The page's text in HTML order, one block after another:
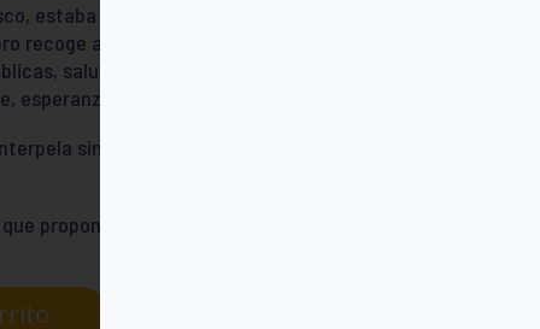
estaba en atreverse a vivir con alegría,
recoge algunos de sus mensajes más
saludos, discursos y encuentros
esperanza, futuro, compromiso y amor.
sin rodeos: ¿te atreves a buscar
propone.